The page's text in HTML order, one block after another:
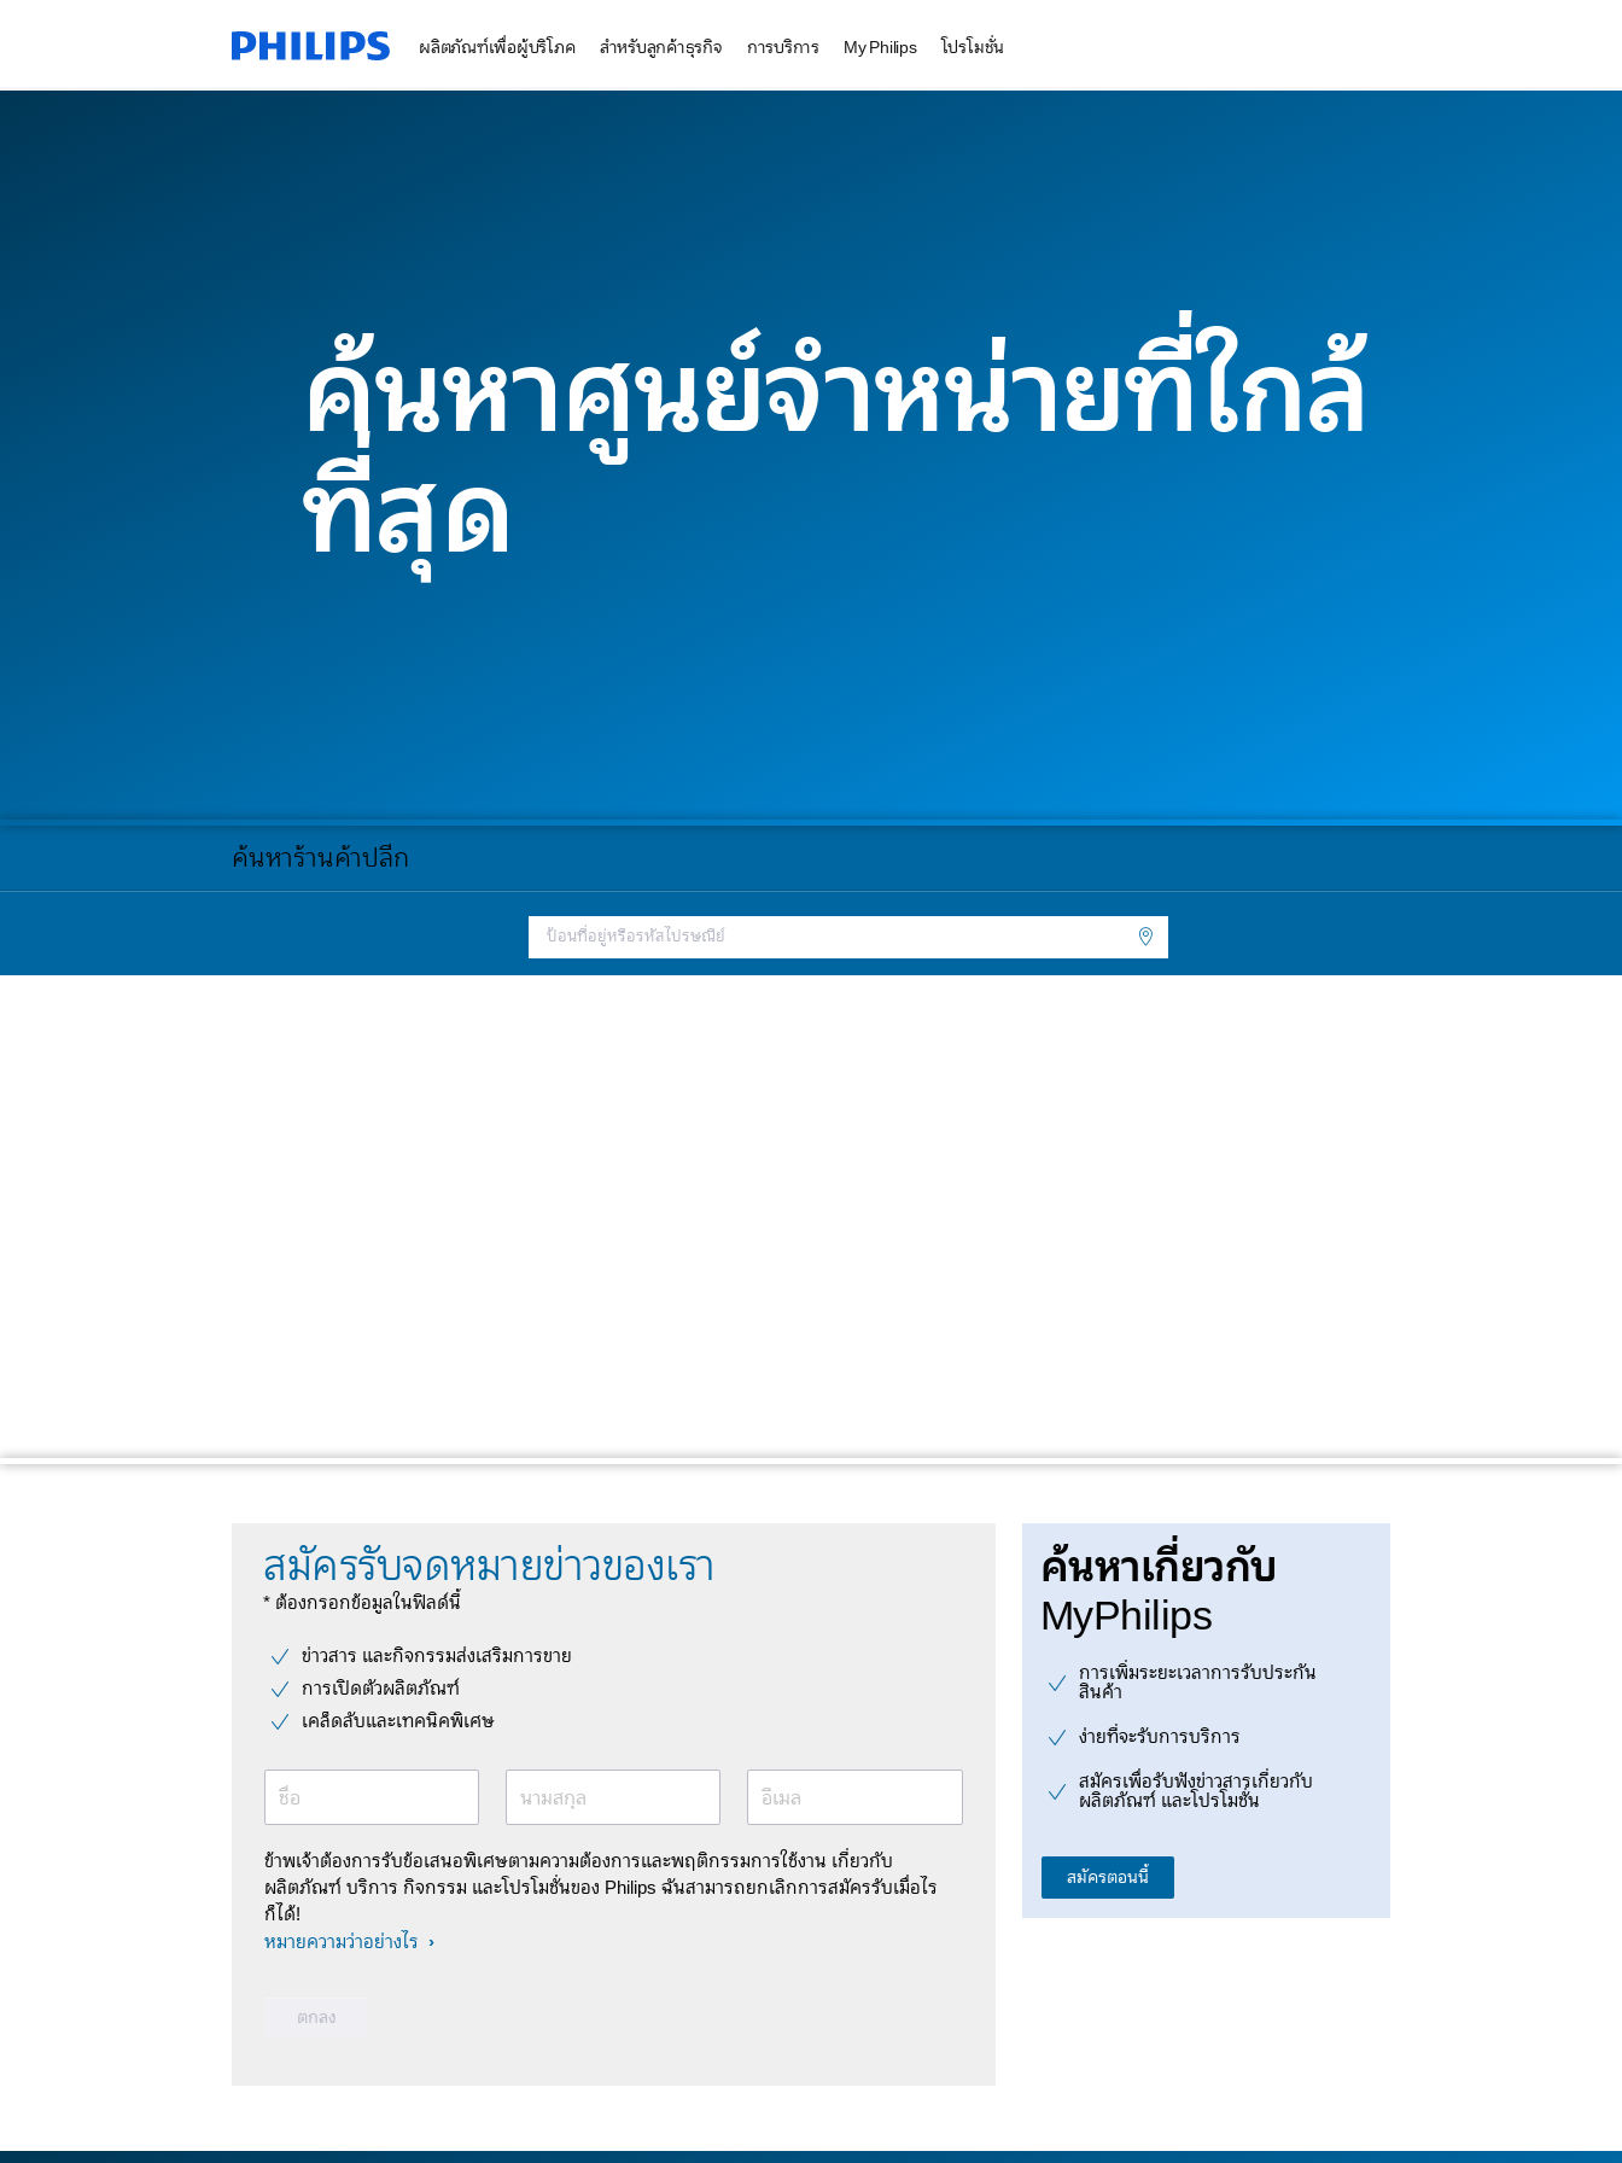
ผลิตภัณฑ์เพื่อผู้บริโภค สำหรับลูกค้าธุรกิจ การบริการ My Philips โปรโมชั่น
ค้นหาศูนย์จำหน่ายที่ใกล้
ที่สุด
ค้นหาร้านค้าปลีก
สมัครรับจดหมายข่าวของเรา
* ต้องกรอกข้อมูลในฟิลด์นี้
ข่าวสาร และกิจกรรมส่งเสริมการขาย
การเปิดตัวผลิตภัณฑ์
เคล็ดลับและเทคนิคพิเศษ
ชื่อ นามสกุล อีเมล
ข้าพเจ้าต้องการรับข้อเสนอพิเศษตามความต้องการและพฤติกรรมการใช้งาน เกี่ยวกับ
ผลิตภัณฑ์ บริการ กิจกรรม และโปรโมชั่นของ Philips ฉันสามารถยกเลิกการสมัครรับเมื่อไร
ก็ได้!
หมายความว่าอย่างไร
ค้นหาเกี่ยวกับ
MyPhilips
การเพิ่มระยะเวลาการรับประกัน
สินค้า
ง่ายที่จะรับการบริการ
สมัครเพื่อรับฟังข่าวสารเกี่ยวกับ
ผลิตภัณฑ์ และโปรโมชั่น
สมัครตอนนี้